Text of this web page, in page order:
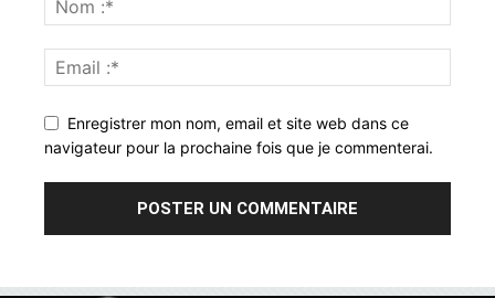
Enregistrer mon nom, email et site web dans ce
navigateur pour la prochaine fois que je commenterai.